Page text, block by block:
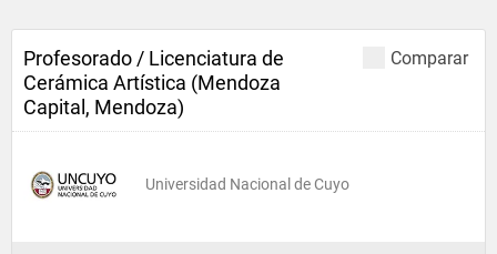
Comparar
Profesorado / Licenciatura de
Cerámica Artística (Mendoza
Capital, Mendoza)
Universidad Nacional de Cuyo